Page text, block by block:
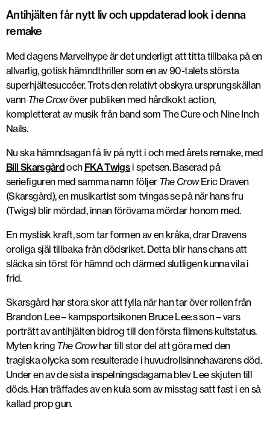
Antihjälten får nytt liv och uppdaterad look i denna
remake
Med dagens Marvelhype är det underligt att titta tillbaka på en
allvarlig, gotisk hämndthriller som en av 90-talets största
superhjältesuccéer. Trots den relativt obskyra ursprungskällan
vann The Crowöver publiken med hårdkokt action,
kompletterat av musik från band som The Cure och Nine Inch
Nails.
Nu ska hämndsagan få liv på nytt i och med årets remake, med
Bill Skarsgårdoch FKA Twigs i spetsen. Baserad på
seriefiguren med samma namn följer The CrowEric Draven
(Skarsgård), en musikartist som tvingas se på när hans fru
(Twigs) blir mördad, innan förövarna mördar honom med.
En mystisk kraft, som tar formen av en kråka, drar Dravens
oroliga själ tillbaka från dödsriket. Detta blir hans chans att
släcka sin törst för hämnd och därmed slutligen kunna vila i
frid.
Skarsgård har stora skor att fylla när han tar över rollen från
Brandon Lee – kampsportsikonen Bruce Lee:s son – vars
porträtt av antihjälten bidrog till den första filmens kultstatus.
Myten kring The Crowhar till stor del att göra med den
tragiska olycka som resulterade i huvudrollsinnehavarens död.
Under en av de sista inspelningsdagarna blev Lee skjuten till
döds. Han träffades av en kula som av misstag satt fast i en så
kallad prop gun.